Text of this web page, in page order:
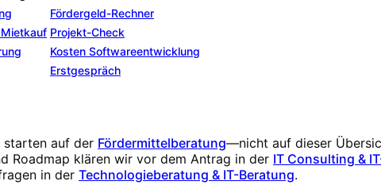
Fördergeld-Rechner
Projekt-Check
Kosten Softwareentwicklung
Erstgespräch
starten auf der Fördermittelberatung—nicht auf dieser
Roadmap klären wir vor dem Antrag in der IT Consulting &
in der Technologieberatung & IT-Beratung.